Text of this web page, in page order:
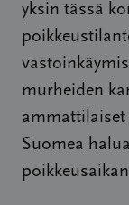
yksin tässä
murheiden
Suomea